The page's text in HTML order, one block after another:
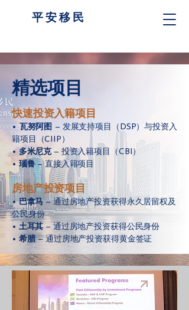
​平 安 移 民
精选项目
快速投资入籍项目
• 瓦努阿图 — 发展支持项目（DSP）与投资入
籍项目（CIIP）
• 多米尼克— 投资入籍项目（CBI）
•瑙鲁— 直接入籍项目
房地产投资项目
•巴拿马 — 通过房地产投资获得永久居留权及
公民身份
• 土耳其 — 通过房地产投资获得公民身份
• 希腊— 通过房地产投资获得黄金签证